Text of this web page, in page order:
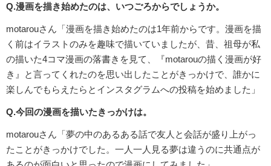
Q.漫画を描き始めたのは、いつごろからでしょうか。
motarouさん「漫画を描き始めたのは1年前からです。漫画を描
く前はイラストのみを趣味で描いていましたが、昔、祖母が私
の描いた4コマ漫画の落書きを見て、『motarouの描く漫画が好
き』と言ってくれたのを思い出したことがきっかけで、誰かに
楽しんでもらえたらとインスタグラムへの投稿を始めました」
Q.今回の漫画を描いたきっかけは。
motarouさん「夢の中のあるある話で友人と会話が盛り上がっ
たことがきっかけでした。一人一人見る夢は違うのに共通点が